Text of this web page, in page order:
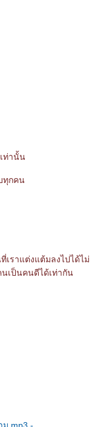
ท่านั้น
ทุกคน
ราแต่งแต้มลงไปได้ไม่
นเป็นคนดีได้เท่ากัน